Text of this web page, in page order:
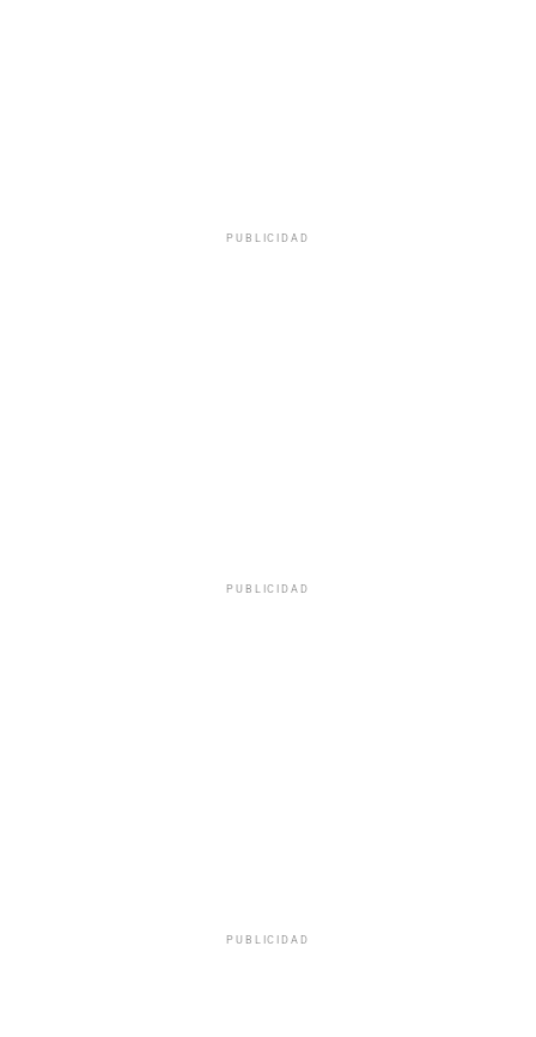
PUBLICIDAD
PUBLICIDAD
PUBLICIDAD